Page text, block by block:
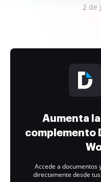
2 de
Aumenta
complemento
Accede a documentos
directamente desde